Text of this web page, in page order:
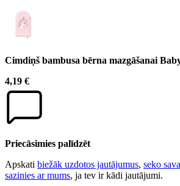
Cimdiņš bambusa bērna mazgāšanai
4,19 €
Priecāsimies palīdzēt
Apskati biežāk uzdotos jautājumus, seko
sazinies ar mums, ja tev ir kādi jautājumi.